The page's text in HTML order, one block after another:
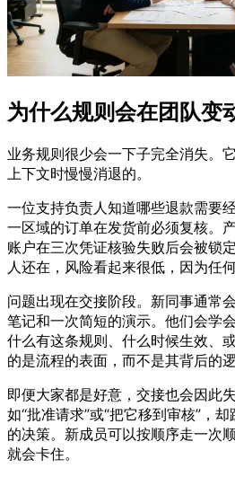
为什么规则会在团队变
业务规则很少会一下子完全消失。
上下文时慢慢消退的。
一位支持负责人知道哪些退款需要
一区域的订单在发货前必须复核。
账户在三次凭证核验失败后会被锁
人还在，风险看起来很低，因为任
问题出现在交接阶段。新同事通常
笔记和一次简短的演示。他们会学
什么有这条规则、什么时候生效、
的是流程的表面，而不是其背后的逻
即便大家都是好意，交接也会因此
如“批准请求”或“把它移到审核”，
的决策。新成员可以按顺序走一次
就会卡住。